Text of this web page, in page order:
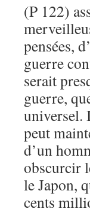
(P 122)
pensées,
guerre
serait
guerre,
universel.
peut
d’un
obscurcir
le Japon,
cents